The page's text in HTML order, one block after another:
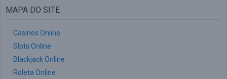
MAPA DO SITE
Casinos Online
Slots Online
Blackjack Online
Roleta Online